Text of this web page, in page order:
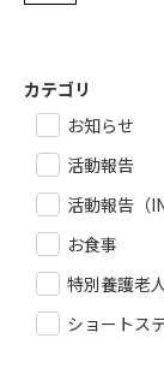
カテゴリ
お知らせ
活動報告
活動報告（IN
お食事
特別養護老
ショートス